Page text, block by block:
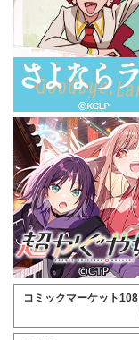
コミックマーケット108